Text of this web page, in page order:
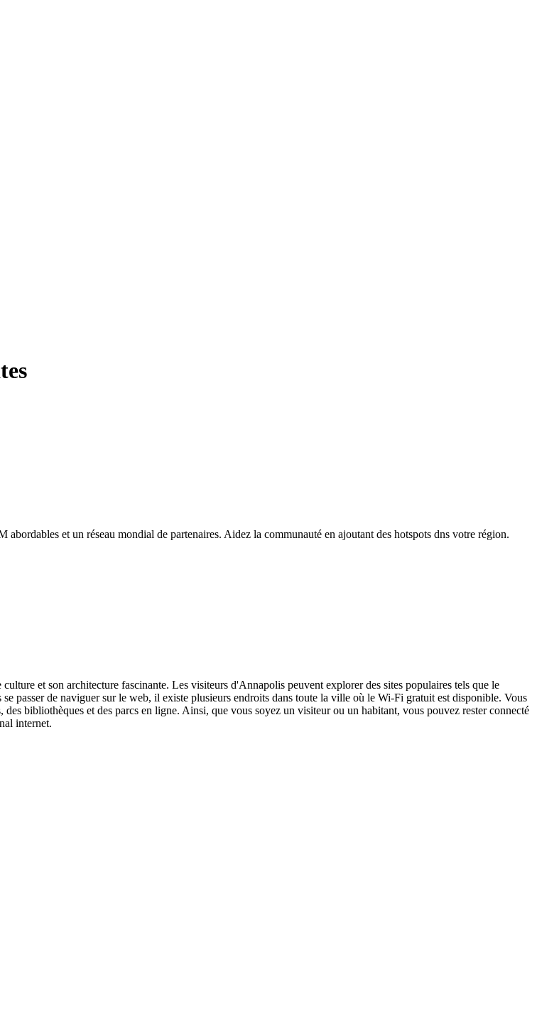
et un réseau mondial de partenaires. Aidez la communauté en ajoutant des hotspots dns votre région.
et son architecture fascinante. Les visiteurs d'Annapolis peuvent explorer des sites populaires tels que le
passer de naviguer sur le web, il existe plusieurs endroits dans toute la ville où le Wi-Fi gratuit est disponible. Vous
bibliothèques et des parcs en ligne. Ainsi, que vous soyez un visiteur ou un habitant, vous pouvez rester connecté
internet.